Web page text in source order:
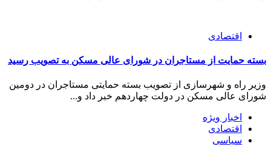
اقتصادی
بسته حمایت از مستاجران در شورای عالی مسکن به تصویب رسید
وزیر راه و شهرسازی از تصویب بسته حمایتی مستاجران در دومین
شورای عالی مسکن در دولت چهاردهم خبر داد و...
اخبار ویژه
اقتصادی
سیاسی